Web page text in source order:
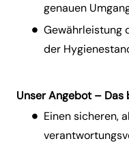
genauen
Gewährleistung
der
Unser Angebot – Das
Einen sicheren,